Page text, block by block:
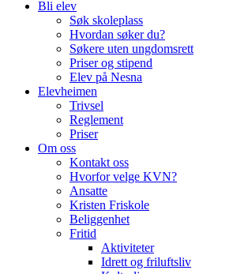
Bli elev
Søk skoleplass
Hvordan søker du?
Søkere uten ungdomsrett
Priser og stipend
Elev på Nesna
Elevheimen
Trivsel
Reglement
Priser
Om oss
Kontakt oss
Hvorfor velge KVN?
Ansatte
Kristen Friskole
Beliggenhet
Fritid
Aktiviteter
Idrett og friluftsliv